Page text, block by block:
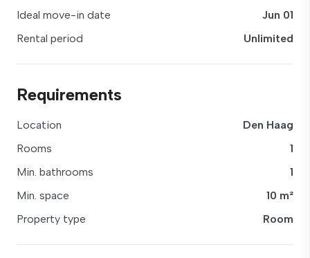
Ideal move-in date
Jun 01
Rental period
Unlimited
Requirements
Location
Den Haag
Rooms
1
Min. bathrooms
1
Min. space
10 m²
Property type
Room